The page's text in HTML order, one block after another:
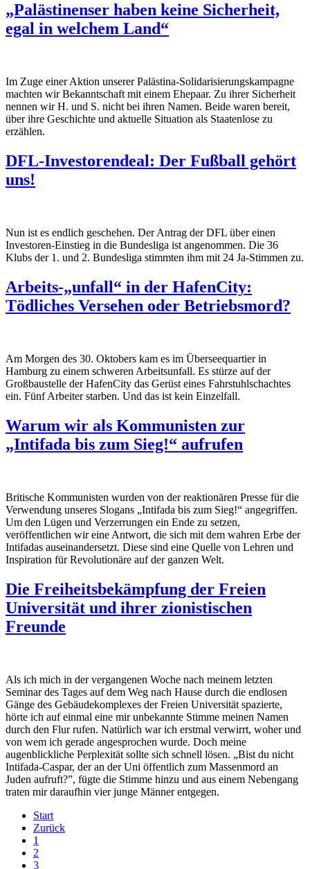
„Palästinenser haben keine Sicherheit,
egal in welchem Land“
Im Zuge einer Aktion unserer Palästina-Solidarisierungskampagne
machten wir Bekanntschaft mit einem Ehepaar. Zu ihrer Sicherheit
nennen wir H. und S. nicht bei ihren Namen. Beide waren bereit,
über ihre Geschichte und aktuelle Situation als Staatenlose zu
erzählen.
DFL-Investorendeal: Der Fußball gehört
uns!
Nun ist es endlich geschehen. Der Antrag der DFL über einen
Investoren-Einstieg in die Bundesliga ist angenommen. Die 36
Klubs der 1. und 2. Bundesliga stimmten ihm mit 24 Ja-Stimmen zu.
Arbeits-„unfall“ in der HafenCity:
Tödliches Versehen oder Betriebsmord?
Am Morgen des 30. Oktobers kam es im Überseequartierin
Hamburg zu einem schweren Arbeitsunfall. Es stürze auf der
Großbaustelle der HafenCity das Gerüst eines Fahrstuhlschachtes
ein. FünfArbeiter starben. Und das ist kein Einzelfall.
Warum wir als Kommunisten zur
„Intifada bis zum Sieg!“ aufrufen
Britische Kommunisten wurden von der reaktionären Presse für die
Verwendung unseres Slogans „Intifada bis zum Sieg!“ angegriffen.
Um den Lügen und Verzerrungen ein Ende zu setzen,
veröffentlichen wir eine Antwort, die sich mit dem wahren Erbe der
Intifadas auseinandersetzt. Diese sind eine Quelle von Lehren und
Inspiration für Revolutionäre auf der ganzen Welt.
Die Freiheitsbekämpfung der Freien
Universität und ihrer zionistischen
Freunde
Als ich mich in der vergangenen Woche nach meinem letzten
Seminar des Tages auf dem Weg nach Hause durch die endlosen
Gänge des Gebäudekomplexes der Freien Universität spazierte,
hörte ich auf einmal eine mir unbekannte Stimme meinen Namen
durch den Flur rufen. Natürlich war ich erstmal verwirrt, woher und
von wem ich gerade angesprochen wurde. Doch meine
augenblickliche Perplexität sollte sich schnell lösen. „Bist du nicht
Intifada-Caspar, der an der Uni öffentlich zum Massenmord an
Juden aufruft?”, fügte die Stimme hinzu und aus einem Nebengang
traten mir daraufhin vier junge Männer entgegen.
Start
Zurück
1
2
3